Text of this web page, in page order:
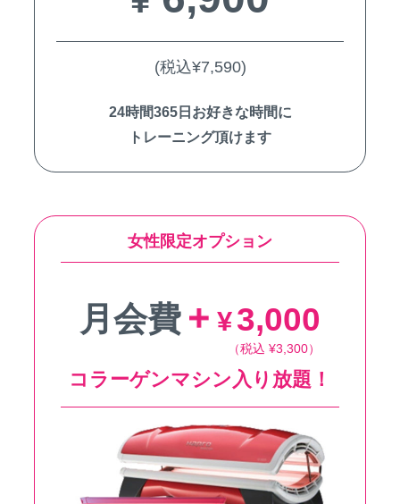
(税込¥7,590)
24時間365日お好きな時間に
トレーニング頂けます
女性限定オプション
月会費 ¥3,000
（税込 ¥3,300）
コラーゲンマシン入り放題！